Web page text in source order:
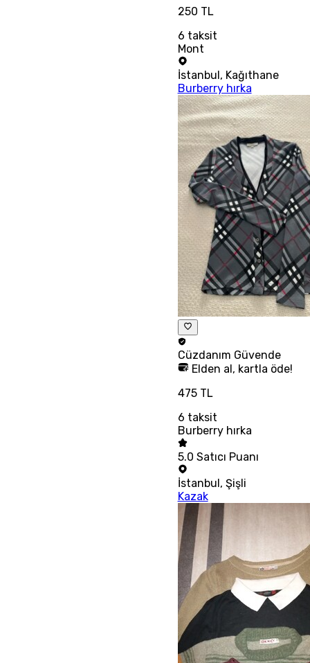
250 TL
6 taksit
Mont
İstanbul , Kağıthane
Burberry hırka
Cüzdanım Güvende
Elden al, kartla öde!
475 TL
6 taksit
Burberry hırka
5.0 Satıcı Puanı
İstanbul, Şişli
Kazak